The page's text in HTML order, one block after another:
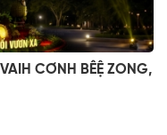
CƠNH BÊỆ ZONG,